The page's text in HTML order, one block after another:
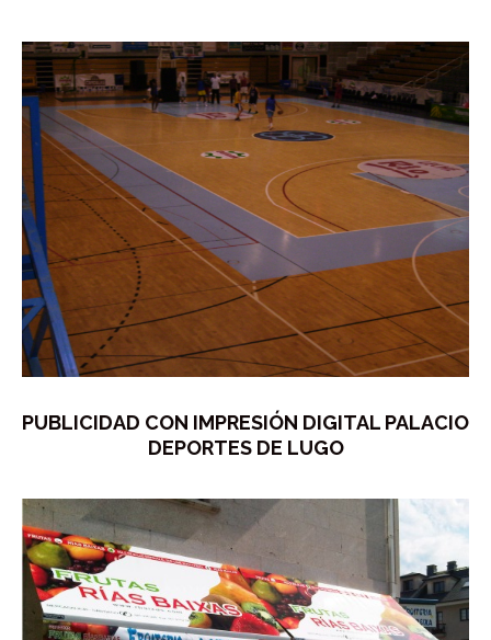
PUBLICIDAD CON IMPRESIÓN DIGITAL PALACIO
DEPORTES DE LUGO